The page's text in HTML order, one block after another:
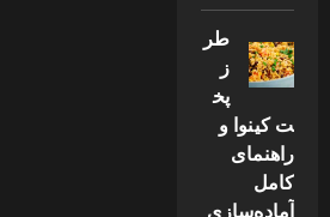
طر
ز
پخ
ت کینوا و
راهنمای
کامل
آماده‌سازی